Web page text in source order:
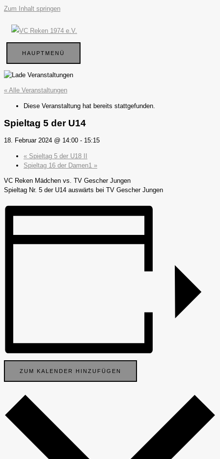
Zum Inhalt springen
HAUPTMENÜ
« Alle Veranstaltungen
Diese Veranstaltung hat bereits stattgefunden.
Spieltag 5 der U14
18. Februar 2024 @ 14:00 - 15:15
« Spieltag 5 der U18 II
Spieltag 16 der Damen1 »
VC Reken Mädchen vs. TV Gescher Jungen
Spieltag Nr. 5 der U14 auswärts bei TV Gescher Jungen
ZUM KALENDER HINZUFÜGEN